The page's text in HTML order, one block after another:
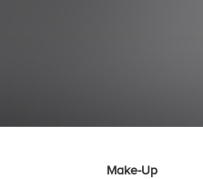
Make-Up